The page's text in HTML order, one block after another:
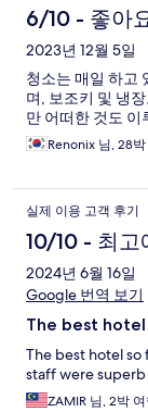
용
후
기
6/10 - 좋아
2023년 12월 5일
청소는 매일 하고
며, 보조키 및 냉
만 어떠한 것도 이
Renonix 님, 28
실제 이용 고객 후기
10/10 - 최고
2024년 6월 16일
Google 번역 보기
The best hotel
The best hotel so
staff were superb
ZAMIR 님, 2박 여